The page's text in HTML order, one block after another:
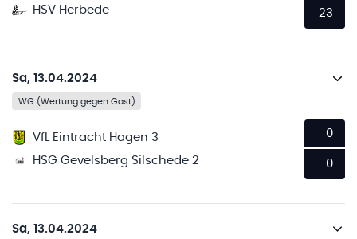
HSV Herbede
23
Sa, 13.04.2024
WG (Wertung gegen Gast)
VfL Eintracht Hagen 3
HSG Gevelsberg Silschede 2
0
0
Sa, 13.04.2024